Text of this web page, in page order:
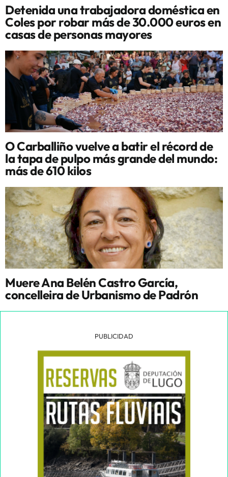
Detenida una trabajadora doméstica en
Coles por robar más de 30.000 euros en
casas de personas mayores
O Carballiño vuelve a batir el récord de
la tapa de pulpo más grande del mundo:
más de 610 kilos
Muere Ana Belén Castro García,
concelleira de Urbanismo de Padrón
PUBLICIDAD